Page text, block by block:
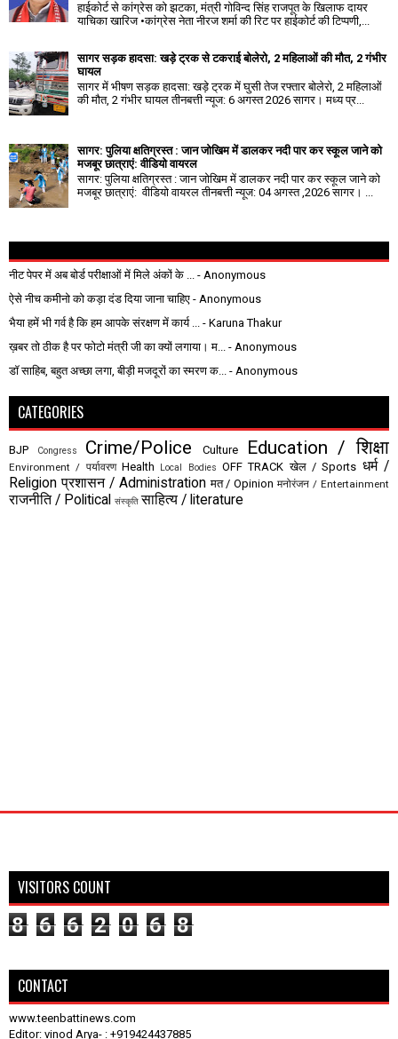
हाईकोर्ट से कांग्रेस को झटका, मंत्री गोविन्द सिंह राजपूत के खिलाफ दायर
याचिका खारिज •कांग्रेस नेता नीरज शर्मा की रिट पर हाईकोर्ट की टिप्पणी,...
सागर सड़क हादसा: खड़े ट्रक से टकराई बोलेरो, 2 महिलाओं की मौत, 2 गंभीर
घायल
सागर में भीषण सड़क हादसा: खड़े ट्रक में घुसी तेज रफ्तार बोलेरो, 2 महिलाओं
की मौत, 2 गंभीर घायल तीनबत्ती न्यूज: 6 अगस्त 2026 सागर। मध्य प्र...
सागर: पुलिया क्षतिग्रस्त : जान जोखिम में डालकर नदी पार कर स्कूल जाने को
मजबूर छात्राएं: वीडियो वायरल
सागर: पुलिया क्षतिग्रस्त : जान जोखिम में डालकर नदी पार कर स्कूल जाने को
मजबूर छात्राएं: वीडियो वायरल तीनबत्ती न्यूज: 04 अगस्त ,2026 सागर। ...
नीट पेपर में अब बोर्ड परीक्षाओं में मिले अंकों के ...
- Anonymous
ऐसे नीच कमीनो को कड़ा दंड दिया जाना चाहिए - Anonymous
भैया हमें भी गर्व है कि हम आपके संरक्षण में कार्य ...
- Karuna Thakur
ख़बर तो ठीक है पर फोटो मंत्री जी का क्यों लगाया। म...
- Anonymous
डॉ साहिब, बहुत अच्छा लगा, बीड़ी मजदूरों का स्मरण क...
- Anonymous
CATEGORIES
BJP Congress Crime/Police Culture Education / शिक्षा
Environment / पर्यावरण Health Local Bodies OFF TRACK खेल / Sports धर्म /
Religion प्रशासन / Administration मत / Opinion मनोरंजन / Entertainment
राजनीति / Political संस्कृति साहित्य / literature
VISITORS COUNT
8 6 6 2 0 6 8
CONTACT
www.teenbattinews.com
Editor: vinod Arya- : +919424437885